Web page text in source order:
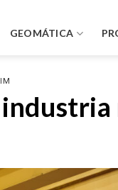
GEOMÁTICA